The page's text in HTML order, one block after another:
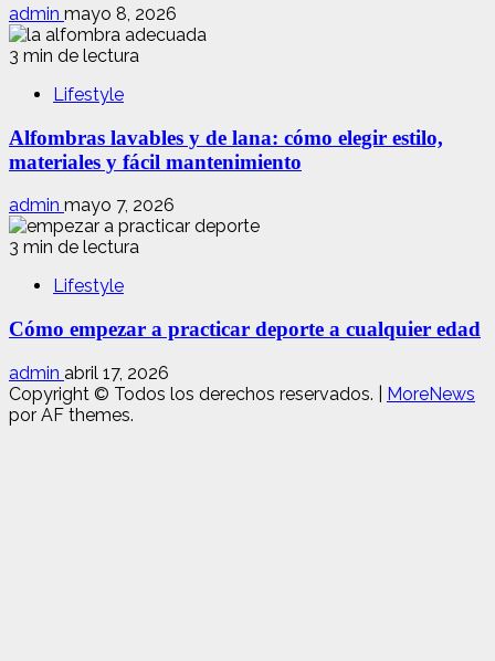
admin mayo 8, 2026
3 min de lectura
Lifestyle
Alfombras lavables y de lana: cómo elegir estilo,
materiales y fácil mantenimiento
admin mayo 7, 2026
3 min de lectura
Lifestyle
Cómo empezar a practicar deporte a cualquier edad
admin abril 17, 2026
Copyright © Todos los derechos reservados.
MoreNews
por AF themes.